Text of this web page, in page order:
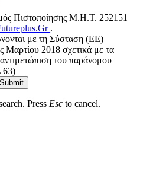
Πιστοποίησης Μ.Η.Τ. 252151
.
με τη Σύσταση (ΕΕ)
Μαρτίου 2018 σχετικά με τα
του παράνομου
63)
Submit
Press Esc to cancel.